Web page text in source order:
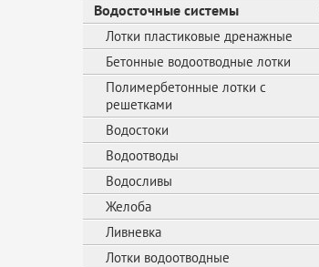
Водосточные системы
Лотки пластиковые дренажные
Бетонные водоотводные лотки
Полимербетонные лотки с
решетками
Водостоки
Водоотводы
Водосливы
Желоба
Ливневка
Лотки водоотводные